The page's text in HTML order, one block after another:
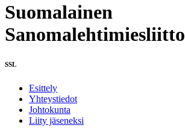
Suomalainen
Sanomalehtimiesliitto
SSL
Esittely
Yhteystiedot
Johtokunta
Liity jäseneksi